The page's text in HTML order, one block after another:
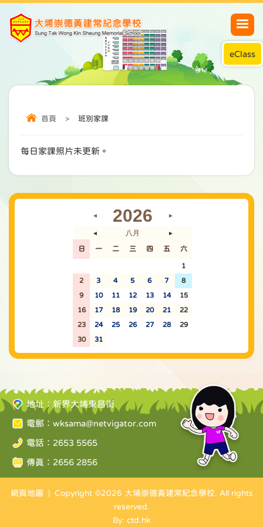
eClass
首頁 > 班別家課
每日家課照片未更新。
◄ 2026 ►
◄ 八月 ►
日 一 二 三 四 五 六
1
2 3 4 5 6 7 8
9 10 11 12 13 14 15
16 17 18 19 20 21 22
23 24 25 26 27 28 29
30 31
地址：新界大埔東昌街
電郵： wksama@netvigator.com
電話：2653 5565
傳真：2656 2856
網頁地圖 | Copyright ©2026 大埔崇德黃建常紀念學校. All rights
reserved.
By: ctd.hk